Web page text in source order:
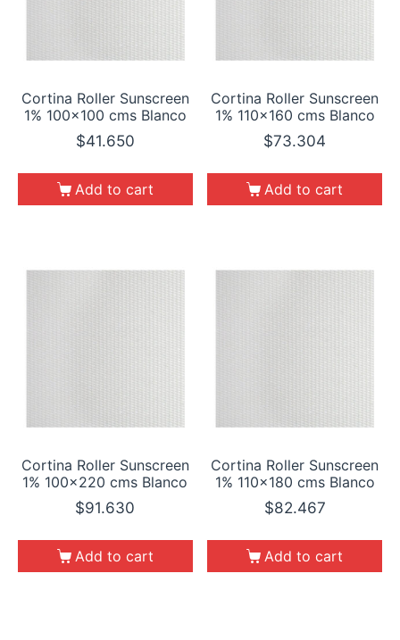
Cortina Roller Sunscreen
1% 100×100 cms Blanco
$41.650
Add to cart
Cortina Roller Sunscreen
1% 110×160 cms Blanco
$73.304
Add to cart
Cortina Roller Sunscreen
1% 100×220 cms Blanco
$91.630
Add to cart
Cortina Roller Sunscreen
1% 110×180 cms Blanco
$82.467
Add to cart